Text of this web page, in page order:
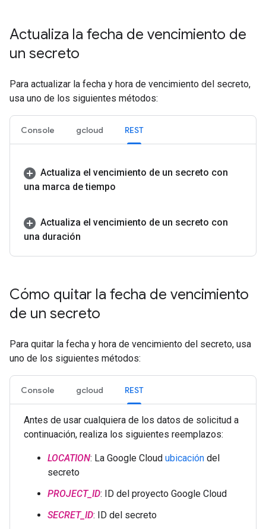
Actualiza la fecha de vencimiento de
un secreto
Para actualizar la fecha y hora de vencimiento del secreto,
usa uno de los siguientes métodos:
Console gcloud REST
Actualiza el vencimiento de un secreto con
una marca de tiempo
Actualiza el vencimiento de un secreto con
una duración
Cómo quitar la fecha de vencimiento
de un secreto
Para quitar la fecha y hora de vencimiento del secreto, usa
uno de los siguientes métodos:
Console gcloud REST
Antes de usar cualquiera de los datos de solicitud a
continuación, realiza los siguientes reemplazos:
LOCATION: La Google Cloud ubicación del
secreto
PROJECT_ID: ID del proyecto Google Cloud
SECRET_ID: ID del secreto